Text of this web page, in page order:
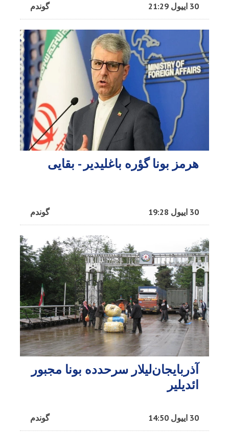
گوندم 30 اییول 21:29
هرمز بونا گؤره باغلیدیر - بقایی
گوندم 30 اییول 19:28
آذربایجان‌لیلار سرحدده بونا مجبور
ائدیلیر
گوندم 30 اییول 14:50